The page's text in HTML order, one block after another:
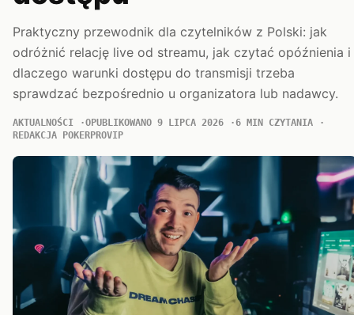
Praktyczny przewodnik dla czytelników z Polski: jak
odróżnić relację live od streamu, jak czytać opóźnienia i
dlaczego warunki dostępu do transmisji trzeba
sprawdzać bezpośrednio u organizatora lub nadawcy.
AKTUALNOŚCI OPUBLIKOWANO 9 LIPCA 2026
6 MIN CZYTANIA
REDAKCJA POKERPROVIP